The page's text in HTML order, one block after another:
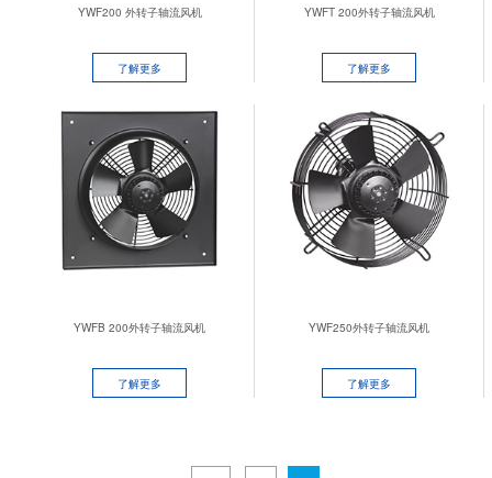
YWF200 外转子轴流风机
了解更多
YWFT 200外转子轴流风机
了解更多
YWFB 200外转子轴流风机
了解更多
YWF250外转子轴流风机
了解更多